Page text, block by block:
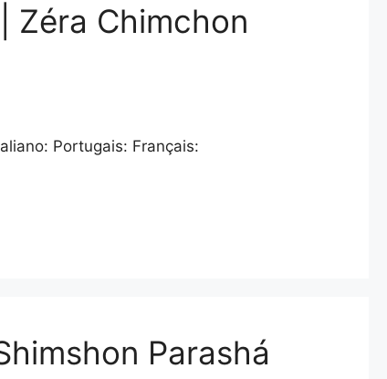
Zéra Chimchon
Portugais: Français:
Parashá